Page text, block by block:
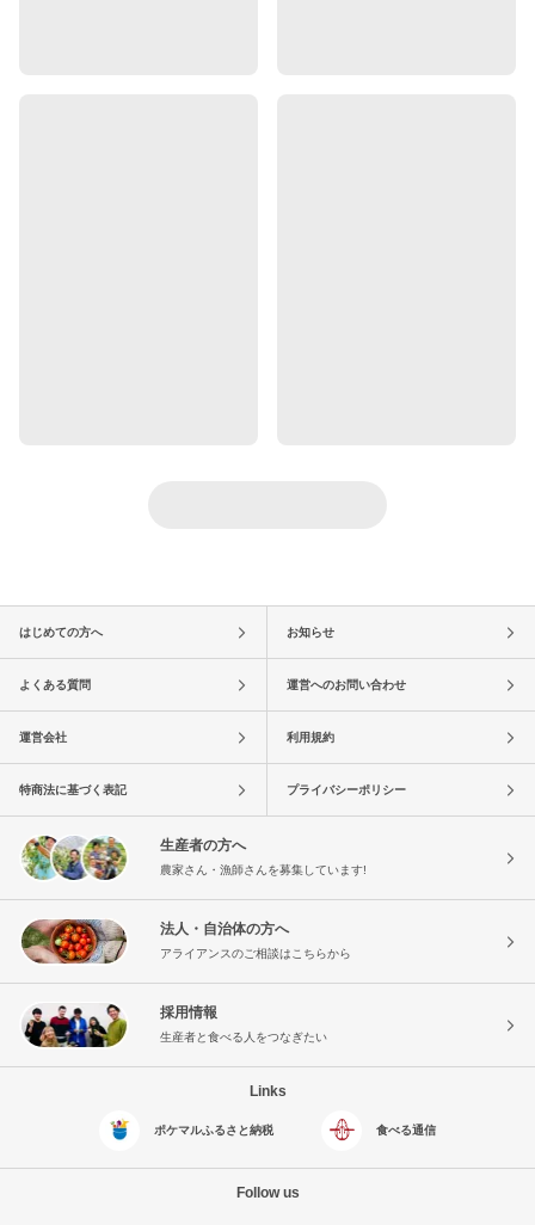
はじめての方へ お知らせ
よくある質問 運営へのお問い合わせ
運営会社 利用規約
特商法に基づく表記 プライバシーポリシー
生産者の方へ
農家さん・漁師さんを募集しています!
法人・自治体の方へ
アライアンスのご相談はこちらから
採用情報
生産者と食べる人をつなぎたい
Links
ポケマルふるさと納税 食べる通信
Follow us